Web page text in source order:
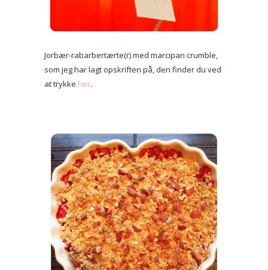
Jorbær-rabarbertærte(r) med marcipan crumble,
som jeg har lagt opskriften på, den finder du ved
at trykke her.